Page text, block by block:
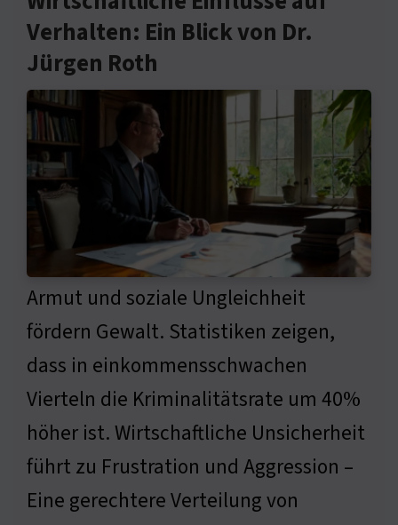
Verhalten: Ein Blick von Dr.
Jürgen Roth
Armut und soziale Ungleichheit
fördern Gewalt. Statistiken zeigen,
dass in einkommensschwachen
Vierteln die Kriminalitätsrate um 40%
höher ist. Wirtschaftliche Unsicherheit
führt zu Frustration und Aggression –
Eine gerechtere Verteilung von